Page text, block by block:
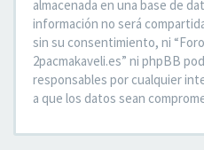
almacenada en una base de
información no será
sin su consentimiento, ni
2pacmakaveli.es” ni phpBB
responsables por cualquier
a que los datos sean